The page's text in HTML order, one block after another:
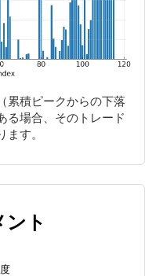
累積ピークからの下落
る場合、そのトレード
す。
ト